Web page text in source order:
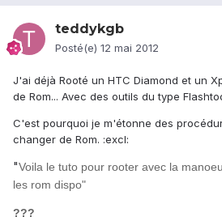
teddykgb
Posté(e) 12 mai 2012
J'ai déjà Rooté un HTC Diamond et un
de Rom... Avec des outils du type
C'est pourquoi je m'étonne des
changer de Rom. :excl:
"Voila le tuto pour rooter avec la
les rom dispo"
???